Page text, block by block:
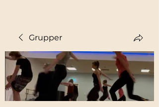
Grupper